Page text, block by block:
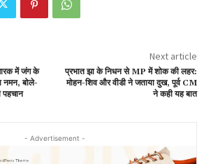
में जंग के
नमन, बोले-
पहचान
Next article
प्रभात झा के निधन से MP में शोक की लहर:
मोहन-शिव और वीडी ने जताया दुख, पूर्व CM
ने कही यह बात
- Advertisement -